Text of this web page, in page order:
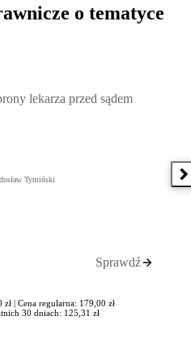
o tematyce
przed sądem lekarskim,
lekarza przed sądem
Tymiński
Sprawdź
| Cena regularna: 179,00 zł
30 dniach: 125,31 zł